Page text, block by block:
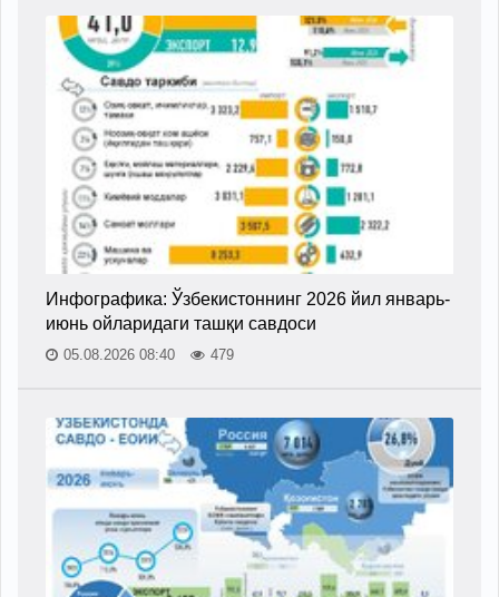
Инфографика: Ўзбекистоннинг 2026 йил январь-
июнь ойларидаги ташқи савдоси
05.08.2026 08:40 479